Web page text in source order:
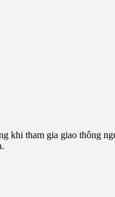
khi tham gia giao thông